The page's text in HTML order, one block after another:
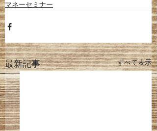
マネーセミナー
最新記事 すべて表示